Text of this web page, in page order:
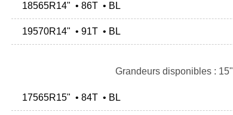
18565R14" • 86T • BL
19570R14" • 91T • BL
Grandeurs disponibles : 15"
17565R15" • 84T • BL